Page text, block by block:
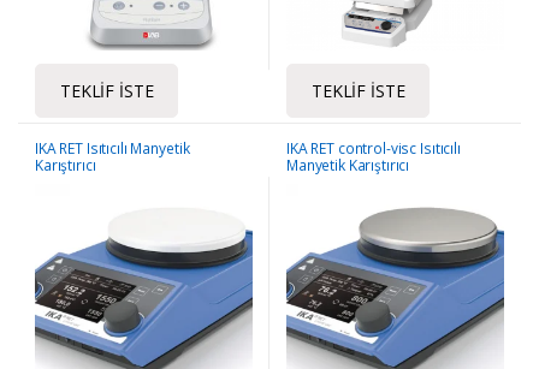
TEKLIF İSTE TEKLIF İSTE
IKA RET Isıtıcılı Manyetik
Karıştırıcı
IKA RET control-visc Isıtıcılı
Manyetik Karıştırıcı